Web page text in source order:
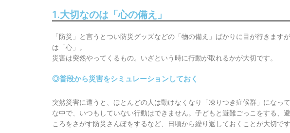
1.大切なのは「心の備え」
「防災」と言うとつい防災グッズなどの「物の備え」ばかりに目が行きます
は「心」。
災害は突然やってくるもの。いざという時に行動が取れるかが大切です。
◎普段から災害をシミュレーションしておく
突然災害に遭うと、ほとんどの人は動けなくなり「凍りつき症候群」になっ
な中で、いつもしていない行動はできません。子どもと避難ごっこをする、
ころをさがす防災さんぽをするなど、日頃から繰り返しておくことが大切です